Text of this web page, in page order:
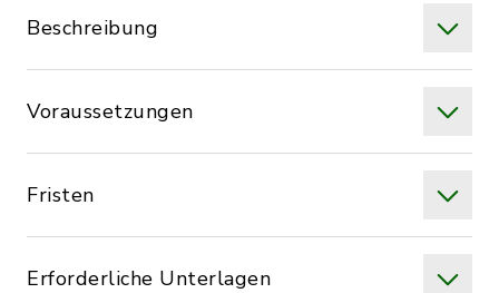
Beschreibung
Voraussetzungen
Fristen
Erforderliche Unterlagen